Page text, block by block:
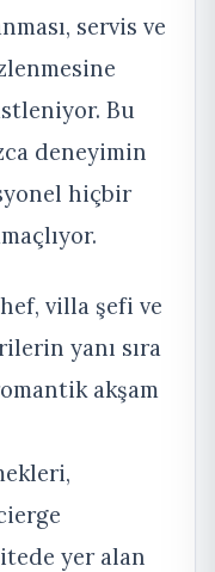
servis ve
Bu
deneyimin
hiçbir
villa şefi ve
yanı sıra
akşam
yer alan